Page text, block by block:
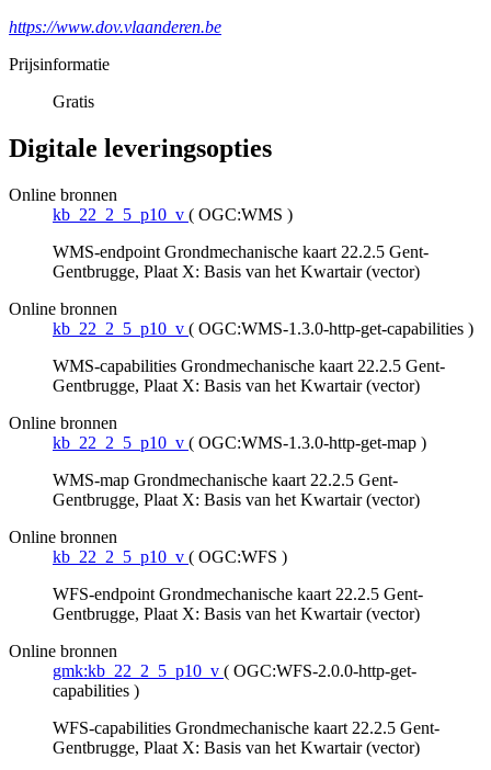
https://www.dov.vlaanderen.be
Prijsinformatie
Gratis
Digitale leveringsopties
Online bronnen
kb_22_2_5_p10_v ( OGC:WMS )
WMS-endpoint Grondmechanische kaart 22.2.5 Gent-
Gentbrugge, Plaat X: Basis van het Kwartair (vector)
Online bronnen
kb_22_2_5_p10_v ( OGC:WMS-1.3.0-http-get-capabilities )
WMS-capabilities Grondmechanische kaart 22.2.5 Gent-
Gentbrugge, Plaat X: Basis van het Kwartair (vector)
Online bronnen
kb_22_2_5_p10_v ( OGC:WMS-1.3.0-http-get-map )
WMS-map Grondmechanische kaart 22.2.5 Gent-
Gentbrugge, Plaat X: Basis van het Kwartair (vector)
Online bronnen
kb_22_2_5_p10_v ( OGC:WFS )
WFS-endpoint Grondmechanische kaart 22.2.5 Gent-
Gentbrugge, Plaat X: Basis van het Kwartair (vector)
Online bronnen
gmk:kb_22_2_5_p10_v ( OGC:WFS-2.0.0-http-get-
capabilities )
WFS-capabilities Grondmechanische kaart 22.2.5 Gent-
Gentbrugge, Plaat X: Basis van het Kwartair (vector)